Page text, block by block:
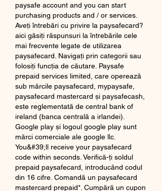
paysafe account and you can start
purchasing products and / or services.
Aveţi întrebări cu privire la paysafecard?
aici găsiţi răspunsuri la întrebările cele
mai frecvente legate de utilizarea
paysafecard. Navigaţi prin categorii sau
folosiţi funcţia de căutare. Paysafe
prepaid services limited, care operează
sub mărcile paysafecard, mypaysafe,
paysafecard mastercard și paysafecash,
este reglementată de central bank of
ireland (banca centrală a irlandei).
Google play și logoul google play sunt
mărci comerciale ale google llc.
You&#39;ll receive your paysafecard
code within seconds. Verifică-ți soldul
prepaid paysafecard, introducând codul
din 16 cifre. Comandă un paysafecard
mastercard prepaid*. Cumpără un cupon